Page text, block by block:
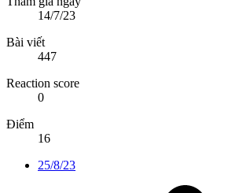
14/7/23
Bài viết
447
Reaction score
0
Điểm
16
25/8/23